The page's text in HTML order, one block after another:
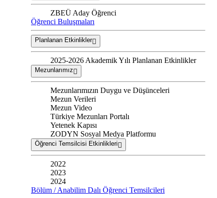
ZBEÜ Aday Öğrenci
Öğrenci Buluşmaları
Planlanan Etkinlikler
2025-2026 Akademik Yılı Planlanan Etkinlikler
Mezunlarımız
Mezunlarımızın Duygu ve Düşünceleri
Mezun Verileri
Mezun Video
Türkiye Mezunları Portalı
Yetenek Kapısı
ZODYN Sosyal Medya Platformu
Öğrenci Temsilcisi Etkinlikleri
2022
2023
2024
Bölüm / Anabilim Dalı Öğrenci Temsilcileri